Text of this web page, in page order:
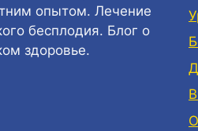
опытом. Лечение
бесплодия. Блог о
здоровье.